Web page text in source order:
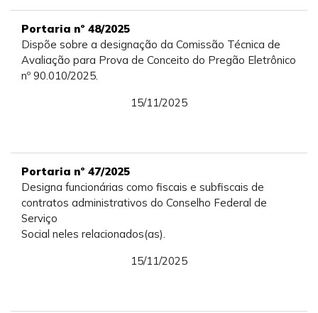
Portaria nº 48/2025
Dispõe sobre a designação da Comissão Técnica de
Avaliação para Prova de Conceito do Pregão Eletrônico
nº 90.010/2025.
15/11/2025
Portaria nº 47/2025
Designa funcionárias como fiscais e subfiscais de
contratos administrativos do Conselho Federal de
Serviço
Social neles relacionados(as).
15/11/2025